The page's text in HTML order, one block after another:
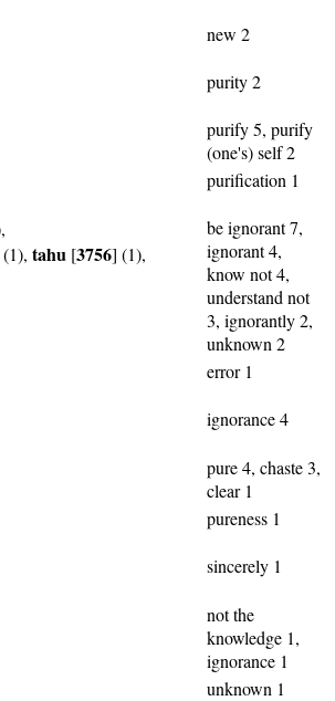
new 2
purity 2
purify 5, purify
(one's) self 2
purification 1
(1), tahu [3756] (1),
be ignorant 7,
ignorant 4,
know not 4,
understand not
3, ignorantly 2,
unknown 2
error 1
ignorance 4
pure 4, chaste 3,
clear 1
pureness 1
sincerely 1
not the
knowledge 1,
ignorance 1
unknown 1